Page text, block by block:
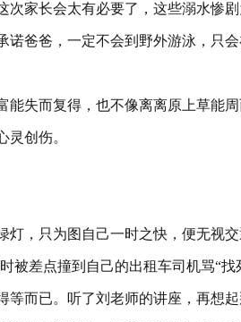
家长会太有必要了，这些溺水惨
爸爸，一定不会到野外游泳，只
失而复得，也不像离离原上草能周
创伤。
，只为图自己一时之快，便无视
被差点撞到自己的出租车司机骂“找
而已。听了刘老师的讲座，再想